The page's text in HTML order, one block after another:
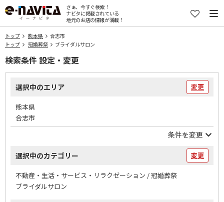
さぁ、今すぐ検索！
ナビタに掲載されている
地元のお店の情報が満載！
トップ 熊本県
合志市
トップ
冠婚葬祭 ブライダルサロン
検索条件 設定・変更
選択中のエリア 変更
熊本県
合志市
条件を変更
選択中のカテゴリー 変更
不動産・生活・サービス・リラクゼーション / 冠婚葬祭
ブライダルサロン